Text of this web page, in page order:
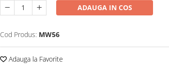
ADAUGA IN COS
Cod Produs: MW56
Adauga la Favorite